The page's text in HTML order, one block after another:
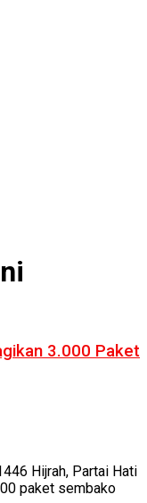
3.000 Paket
Hijrah, Partai Hati
paket sembako